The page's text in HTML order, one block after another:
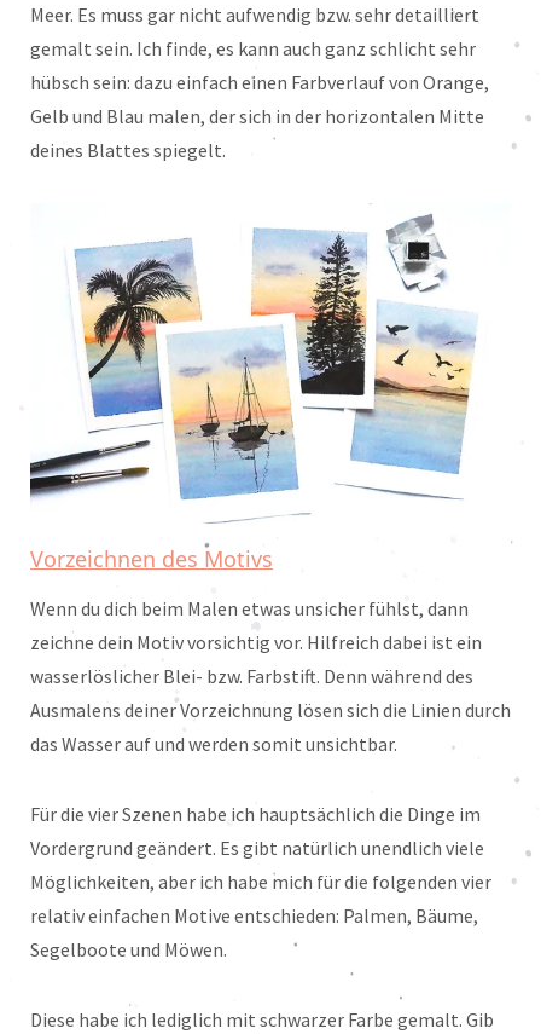
Meer. Es muss gar nicht aufwendig bzw. sehr detailliert
gemalt sein. Ich finde, es kann auch ganz schlicht sehr
hübsch sein: dazu einfach einen Farbverlauf von Orange,
Gelb und Blau malen, der sich in der horizontalen Mitte
deines Blattes spiegelt.
Vorzeichnen des Motivs
Wenn du dich beim Malen etwas unsicher fühlst, dann
zeichne dein Motiv vorsichtig vor. Hilfreich dabei ist ein
wasserlöslicher Blei- bzw. Farbstift. Denn während des
Ausmalens deiner Vorzeichnung lösen sich die Linien durch
das Wasser auf und werden somit unsichtbar.
Für die vier Szenen habe ich hauptsächlich die Dinge im
Vordergrund geändert. Es gibt natürlich unendlich viele
Möglichkeiten, aber ich habe mich für die folgenden vier
relativ einfachen Motive entschieden: Palmen, Bäume,
Segelboote und Möwen.
Diese habe ich lediglich mit schwarzer Farbe gemalt. Gib